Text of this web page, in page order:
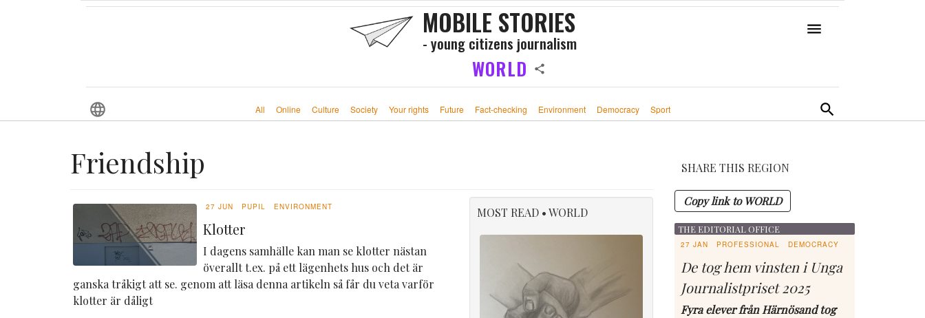
MOBILE STORIES
- young citizens journalism
WORLD
All Online Culture Society Your rights Future Fact-checking Environment Democracy Sport
Friendship
27 JUN PUPIL ENVIRONMENT
Klotter
I dagens samhälle kan man se klotter nästan
överallt t.ex. på ett lägenhets hus och det är
ganska tråkigt att se. genom att läsa denna artikeln så får du veta varför
klotter är dåligt
MOST READ • WORLD
SHARE THIS REGION
Copy link to WORLD
THE EDITORIAL OFFICE
27 JAN PROFESSIONAL DEMOCRACY
De tog hem vinsten i Unga
Journalistpriset 2025
Fyra elever från Härnösand tog